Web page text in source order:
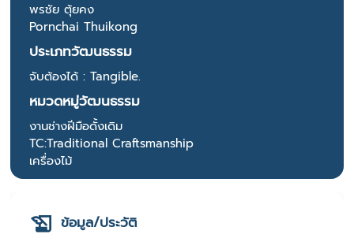
พรชัย ตุ้ยคง
Pornchai Thuikong
ประเภทวัฒนธรรม
จับต้องได้ : Tangible.
หมวดหมู่วัฒนธรรม
งานช่างฝีมือดั้งเดิม
TC:Traditional Craftsmanship
เครื่องไม้
ข้อมูล/ประวัติ